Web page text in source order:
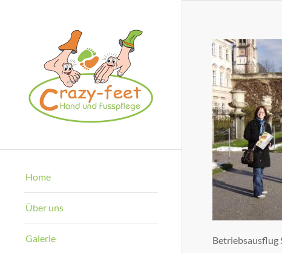
Home
Über uns
Galerie Betriebsausflug